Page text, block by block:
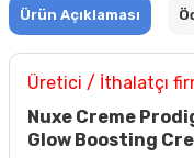
Ürün Açıklaması
Üretici / İthalatçı
Nuxe Creme
Glow Boosting